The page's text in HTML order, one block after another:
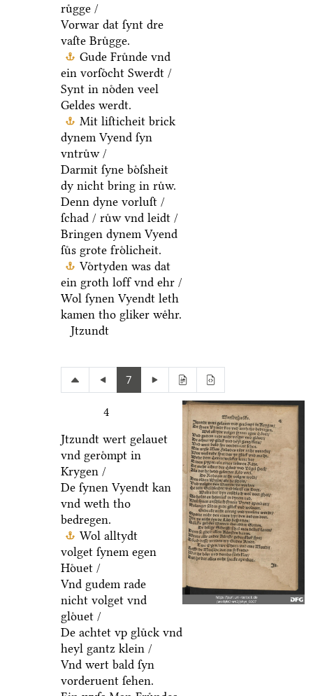
ruͤgge /
Vorwar dat ſynt dre
vaſte Bruͤgge.
Gude Fruͤnde vnd
ein vorſoͤcht Swerdt /
Synt in noͤden veel
Geldes werdt.
Mit liſticheit brick
dynem Vyend ſyn
vntruͤw /
Darmit ſyne boͤſsheit
dy nicht bring in ruͤw.
Denn dyne vorluſt /
ſchad / ruͤw vnd leidt /
Bringen dynem Vyend
ſuͤs grote froͤlicheit.
Voͤrtyden was dat
ein groth loff vnd ehr /
Wol ſynen Vyendt leth
kamen tho gliker weͤhr.
Jtzundt
7
4
Jtzundt wert gelauet
vnd geroͤmpt in
Krygen /
De ſynen Vyendt kan
vnd weth tho
bedregen.
Wol alltydt
volget ſynem egen
Hoͤuet /
Vnd gudem rade
nicht volget vnd
gloͤuet /
De achtet vp gluͤck vnd
heyl gantz klein /
Vnd wert bald ſyn
vorderuent ſehen.